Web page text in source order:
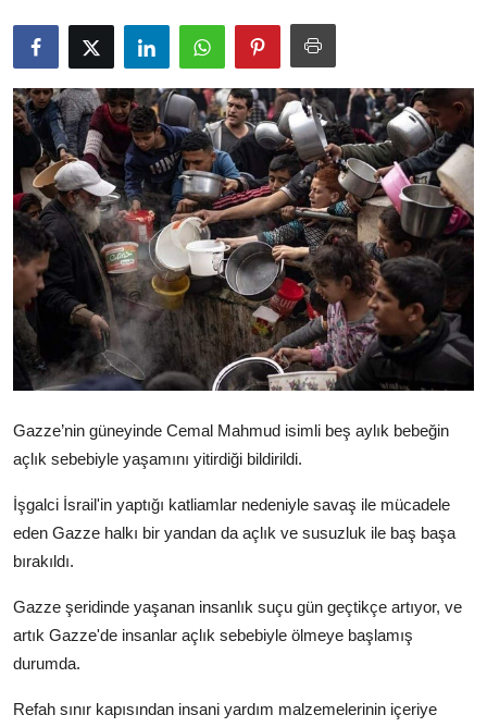
Sivil Toplum Kuruluşları
Kamu Kurumları ve Üst Kurullar
Resmi Reklamlar
Gazze’nin güneyinde Cemal Mahmud isimli beş aylık bebeğin
açlık sebebiyle yaşamını yitirdiği bildirildi.
İşgalci İsrail'in yaptığı katliamlar nedeniyle savaş ile mücadele
eden Gazze halkı bir yandan da açlık ve susuzluk ile baş başa
bırakıldı.
Gazze şeridinde yaşanan insanlık suçu gün geçtikçe artıyor, ve
artık Gazze'de insanlar açlık sebebiyle ölmeye başlamış
durumda.
Refah sınır kapısından insani yardım malzemelerinin içeriye